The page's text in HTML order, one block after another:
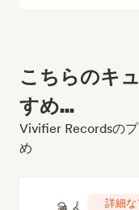
こちらのキ
すめ...
Vivifier Recordsの
め
詳細な